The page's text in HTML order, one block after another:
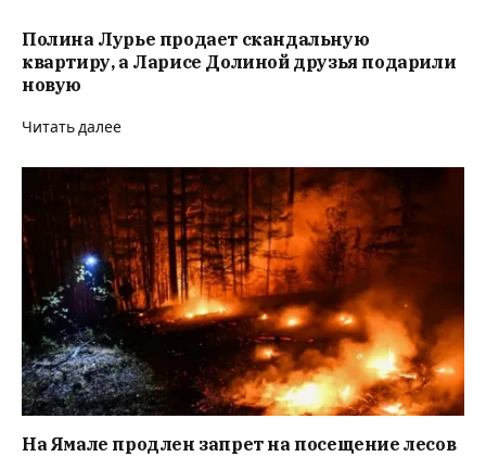
Полина Лурье продает скандальную
квартиру, а Ларисе Долиной друзья подарили
новую
Читать далее
На Ямале продлен запрет на посещение лесов